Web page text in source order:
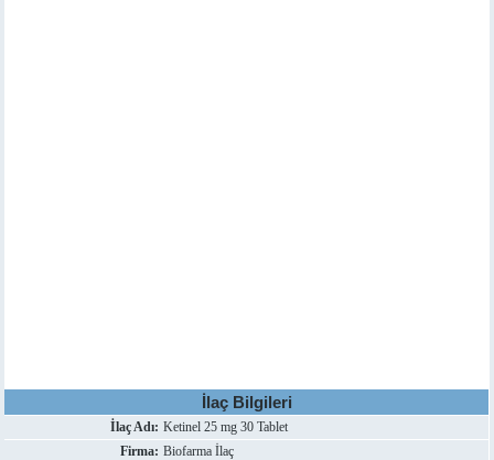
İlaç Bilgileri
İlaç Adı: Ketinel 25 mg 30 Tablet
Firma: Biofarma İlaç